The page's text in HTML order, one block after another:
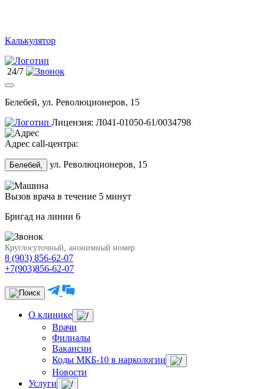
Калькулятор
24/7
Белебей, ул. Революционеров, 15
Лицензия: Л041-01050-61/0034798
Адрес call-центра:
Белебей, ул. Революционеров, 15
Вызов врача в течение 5 минут
Бригад на линии 6
Круглосуточный, анонимный номер
8 (903) 856-62-07
+7(903)856-62-07
О клинике
Врачи
Филиалы
Вакансии
Коды МКБ-10 в наркологии
Новости
Услуги